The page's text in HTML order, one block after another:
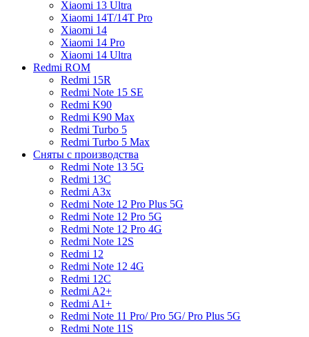
Xiaomi 13 Ultra
Xiaomi 14T/14T Pro
Xiaomi 14
Xiaomi 14 Pro
Xiaomi 14 Ultra
Redmi ROM
Redmi 15R
Redmi Note 15 SE
Redmi K90
Redmi K90 Max
Redmi Turbo 5
Redmi Turbo 5 Max
Сняты с производства
Redmi Note 13 5G
Redmi 13C
Redmi A3x
Redmi Note 12 Pro Plus 5G
Redmi Note 12 Pro 5G
Redmi Note 12 Pro 4G
Redmi Note 12S
Redmi 12
Redmi Note 12 4G
Redmi 12C
Redmi A2+
Redmi A1+
Redmi Note 11 Pro/ Pro 5G/ Pro Plus 5G
Redmi Note 11S